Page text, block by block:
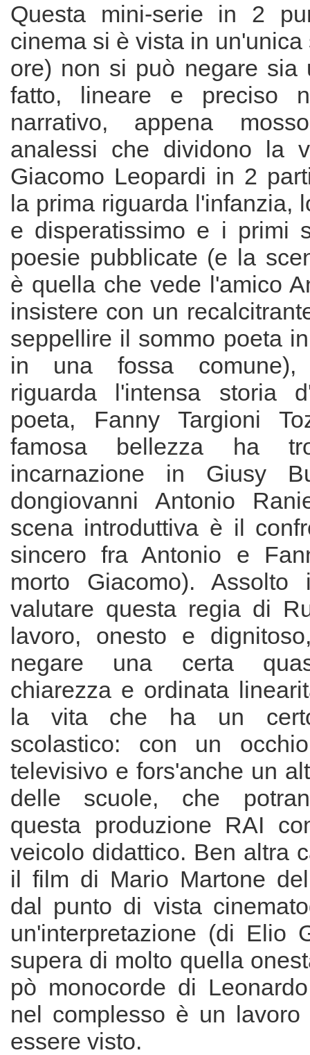
Questa mini-serie in 2
cinema si è vista in
ore) non si può negare sia
fatto, lineare e preciso
narrativo, appena
analessi che dividono la
Giacomo Leopardi in 2
la prima riguarda l'infanzia,
e disperatissimo e i primi
poesie pubblicate (e la
è quella che vede l'amico
insistere con un
seppellire il sommo poeta
in una fossa
riguarda l'intensa storia
poeta, Fanny Targioni
famosa bellezza ha
incarnazione in Giusy
dongiovanni Antonio
scena introduttiva è il
sincero fra Antonio e
morto Giacomo).
valutare questa regia di
lavoro, onesto e
negare una certa
chiarezza e ordinata
la vita che ha un
scolastico: con un
televisivo e fors'anche un
delle scuole, che
questa produzione RAI
veicolo didattico. Ben altra
il film di Mario Martone
dal punto di vista
un'interpretazione (di Elio
supera di molto quella
pò monocorde di
nel complesso è un
essere visto.